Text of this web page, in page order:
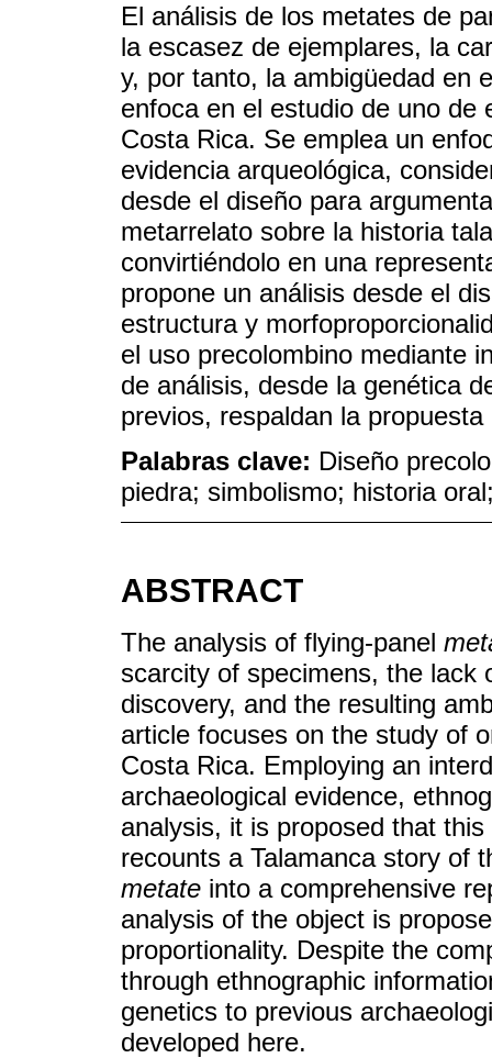
El análisis de los metates de
la escasez de ejemplares, la
y, por tanto, la ambigüedad en
enfoca en el estudio de uno de
Costa Rica. Se emplea un
evidencia arqueológica,
desde el diseño para
metarrelato sobre la historia
convirtiéndolo en una
propone un análisis desde el
estructura y
el uso precolombino mediante
de análisis, desde la genética
previos, respaldan la
Palabras clave: Diseño
piedra; simbolismo; historia
ABSTRACT
The analysis of flying-panel
scarcity of specimens, the lack
discovery, and the resulting
article focuses on the study of
Costa Rica. Employing an
archaeological evidence,
analysis, it is proposed that
recounts a Talamanca story of
metate into a comprehensive
analysis of the object is
proportionality. Despite the
through ethnographic
genetics to previous
developed here.